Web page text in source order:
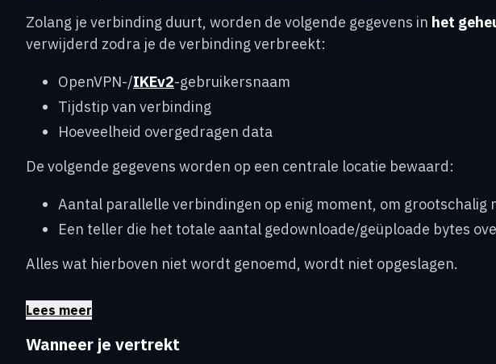
Zolang je verbinding duurt, worden de volgende gegevens in het
verwijderd zodra je de verbinding verbreekt:
OpenVPN-/IKEv2-gebruikersnaam
Tijdstip van verbinding
Hoeveelheid overgedragen data
De volgende gegevens worden op een centrale locatie bewaard:
Aantal parallelle verbindingen op enig moment, om grootschalig
Een teller die het totale aantal gedownloade/geüploade bytes
Alles wat hierboven niet wordt genoemd, wordt niet opgeslagen.
Lees meer
Wanneer je vertrekt